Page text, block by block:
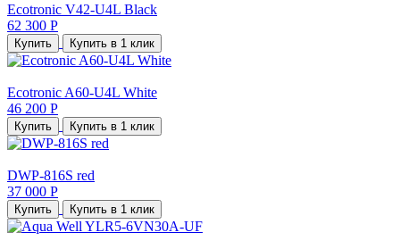
Ecotronic V42-U4L Black
62 300 Р
Купить Купить в 1 клик
Ecotronic A60-U4L White
46 200 Р
Купить Купить в 1 клик
DWP-816S red
37 000 Р
Купить Купить в 1 клик